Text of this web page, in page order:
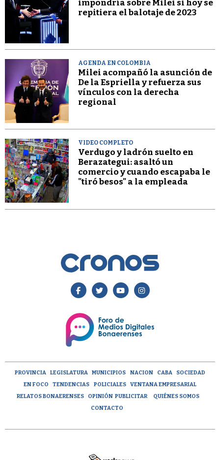
impondría sobre Milei si hoy se
repitiera el balotaje de 2023
AGENDA EN COLOMBIA
Milei acompañó la asunción de
De la Espriella y refuerza sus
vínculos con la derecha
regional
VIDEO COMPLETO
Verdugo y ladrón suelto en
Berazategui: asaltó un
comercio y cuando escapaba le
"tiró besos" a la empleada
PROVINCIA LEGISLATURA MUNICIPIOS NACION CABA
SOCIEDAD
EN FOCO
TENDENCIAS POLICIALES
VENTANA EMPRESARIAL
RELATOS BONAERENSES
OPINIÓN PUBLICITAR
QUIÉNES SOMOS
CONTACTO